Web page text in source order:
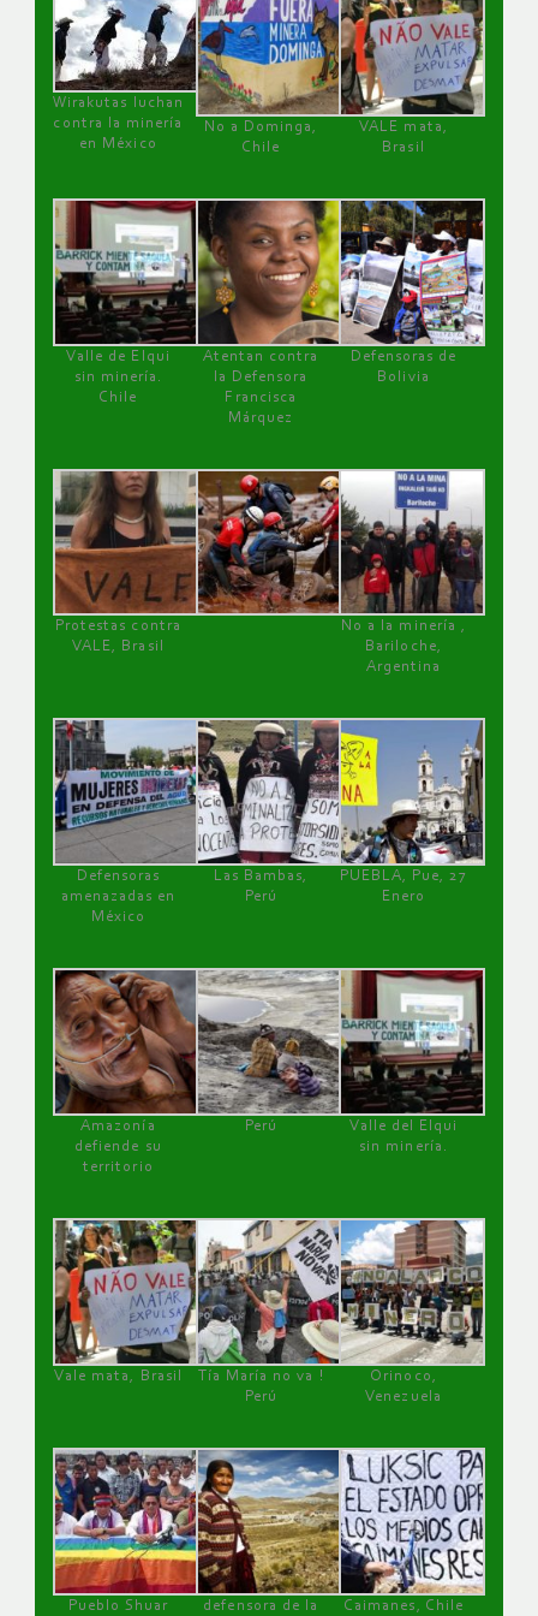
Wirakutas luchan
contra la minería
en México
No a Dominga,
Chile
VALE mata,
Brasil
Valle de Elqui
sin minería.
Chile
Atentan contra
la Defensora
Francisca
Márquez
Defensoras de
Bolivia
Protestas contra
VALE, Brasil
No a la minería ,
Bariloche,
Argentina
Defensoras
amenazadas en
México
Las Bambas,
Perú
PUEBLA, Pue, 27
Enero
Amazonía
defiende su
territorio
Perú
Valle del Elqui
sin minería.
Vale mata, Brasil
Tía María no va !
Perú
Orinoco,
Venezuela
Pueblo Shuar defensora de la Caimanes, Chile